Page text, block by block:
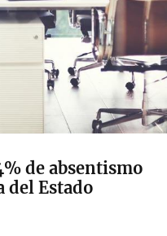
de absentismo
del Estado